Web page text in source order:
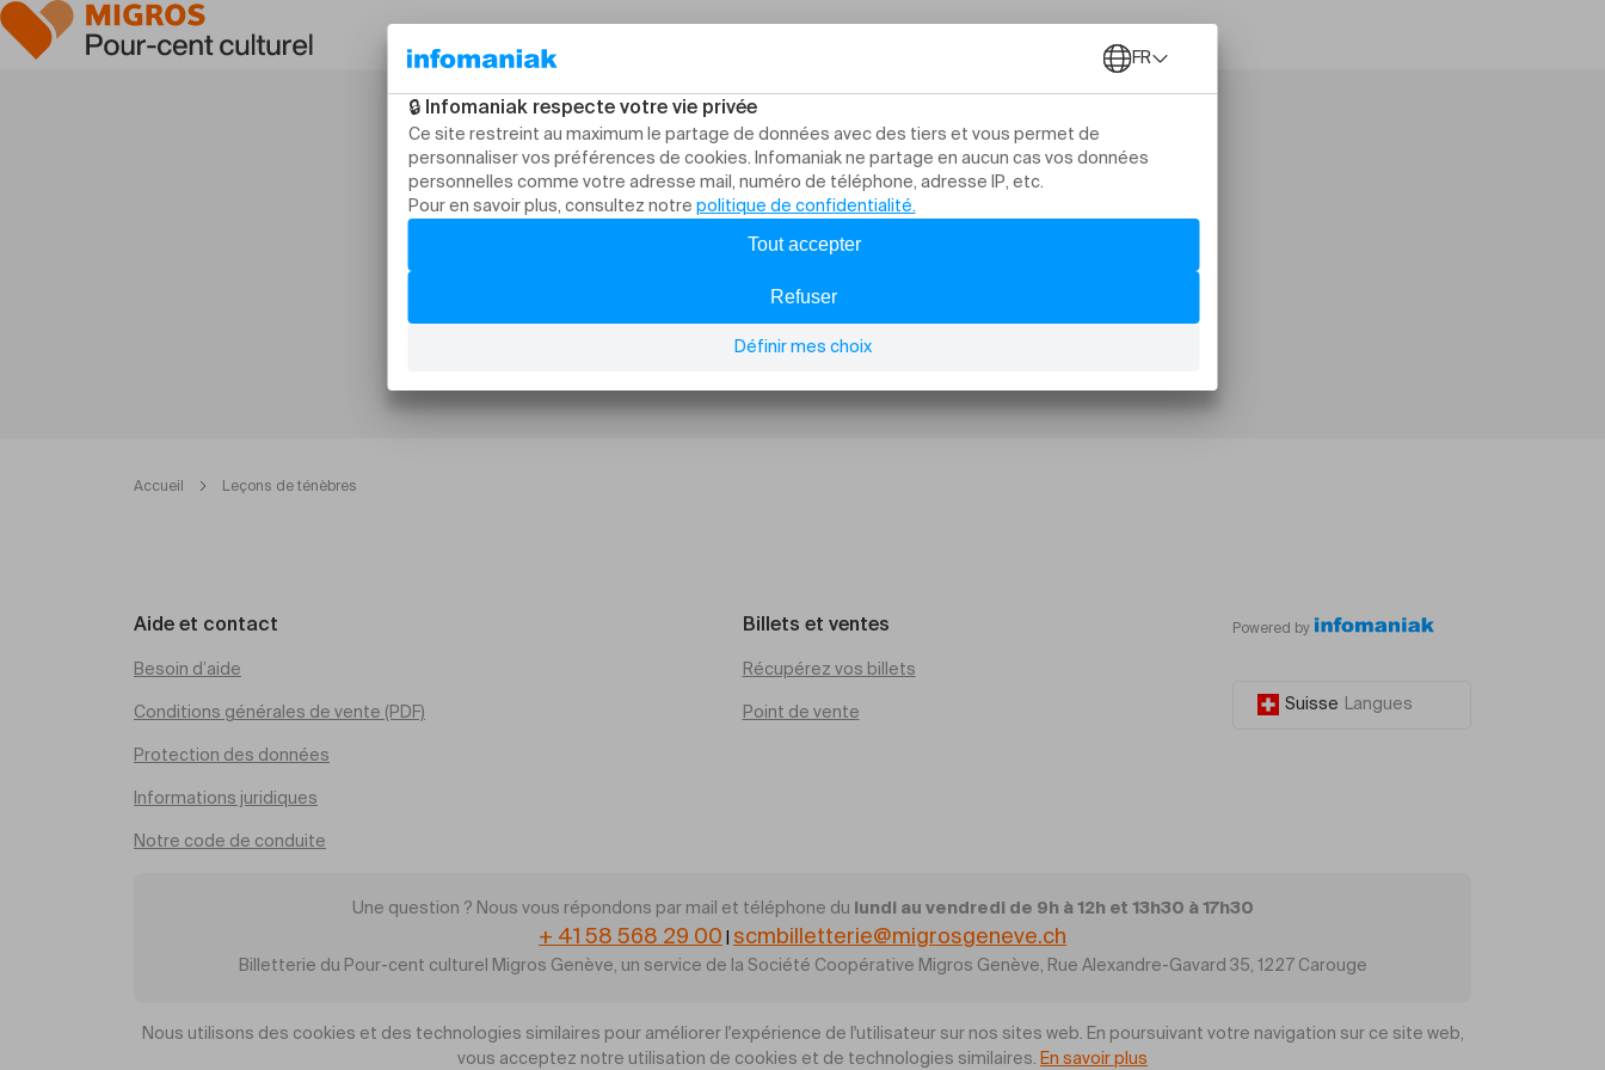
Accueil Leçons de ténèbres
Aide et contact
Besoin d’aide
Conditions générales de vente (PDF)
Protection des données
Informations juridiques
Notre code de conduite
Billets et ventes
Récupérez vos billets
Point de vente
Powered by
Suisse Langues
Une question ? Nous vous répondons par mail et téléphone du lundi au vendredi de 9h à 12h et 13h30 à 17h30
+ 41 58 568 29 00 scmbilletterie@migrosgeneve.ch
Billetterie du Pour-cent culturel Migros Genève, un service de la Société Coopérative Migros Genève, Rue Alexandre-Gavard 35, 1227 Carouge
Nous utilisons des cookies et des technologies similaires pour améliorer l'expérience de l'utilisateur sur nos sites web. En poursuivant votre navigation sur ce site web,
vous acceptez notre utilisation de cookies et de technologies similaires. En savoir plus